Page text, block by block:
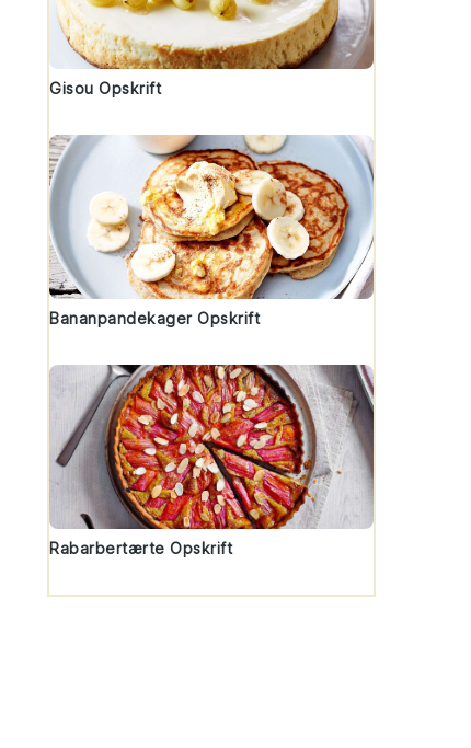
Gisou Opskrift
Bananpandekager Opskrift
Rabarbertærte Opskrift